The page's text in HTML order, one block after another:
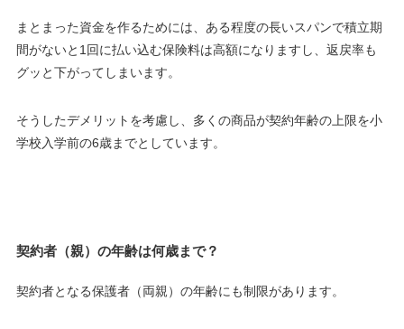
まとまった資金を作るためには、ある程度の長いスパンで積立期
間がないと1回に払い込む保険料は高額になりますし、返戻率も
グッと下がってしまいます。
そうしたデメリットを考慮し、多くの商品が契約年齢の上限を小
学校入学前の6歳までとしています。
契約者（親）の年齢は何歳まで？
契約者となる保護者（両親）の年齢にも制限があります。